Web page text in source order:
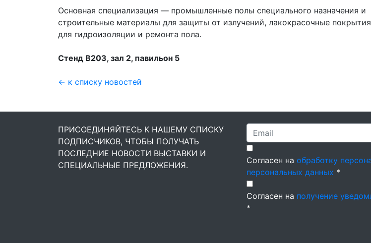
Основная специализация — промышленные полы специального назначения и
строительные материалы для защиты от излучений, лакокрасочные
для гидроизоляции и ремонта пола.
Стенд В203, зал 2, павильон 5
← к списку новостей
ПРИСОЕДИНЯЙТЕСЬ К НАШЕМУ СПИСКУ
ПОДПИСЧИКОВ, ЧТОБЫ ПОЛУЧАТЬ
ПОСЛЕДНИЕ НОВОСТИ ВЫСТАВКИ И
СПЕЦИАЛЬНЫЕ ПРЕДЛОЖЕНИЯ.
Согласен на обработку
персональных данных *
Согласен на получение
*